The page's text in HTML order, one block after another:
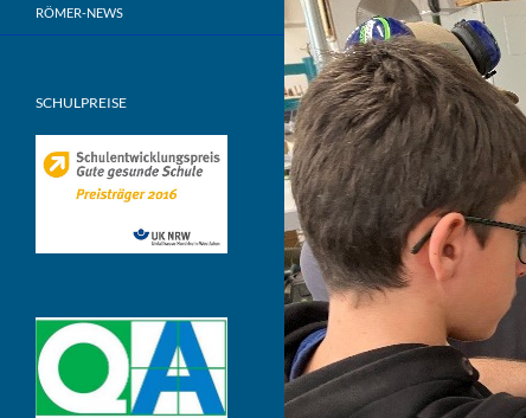
RÖMER-NEWS
SCHULPREISE